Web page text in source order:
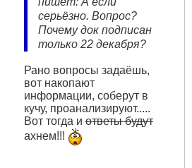
серьёзно. Вопрос?
Почему док подписан
только 22 декабря?
Рано вопросы задаёшь,
вот накопают
информации, соберут в
кучу, проанализируют.....
Вот тогда и ответы будут
ахнем!!!